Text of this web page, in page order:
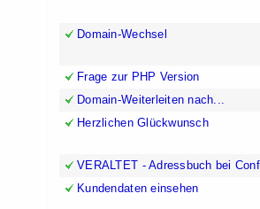
Domain-Wechsel
Frage zur PHP Version
Domain-Weiterleiten nach...
Herzlichen Glückwunsch
VERALTET - Adressbuch bei
Kundendaten einsehen